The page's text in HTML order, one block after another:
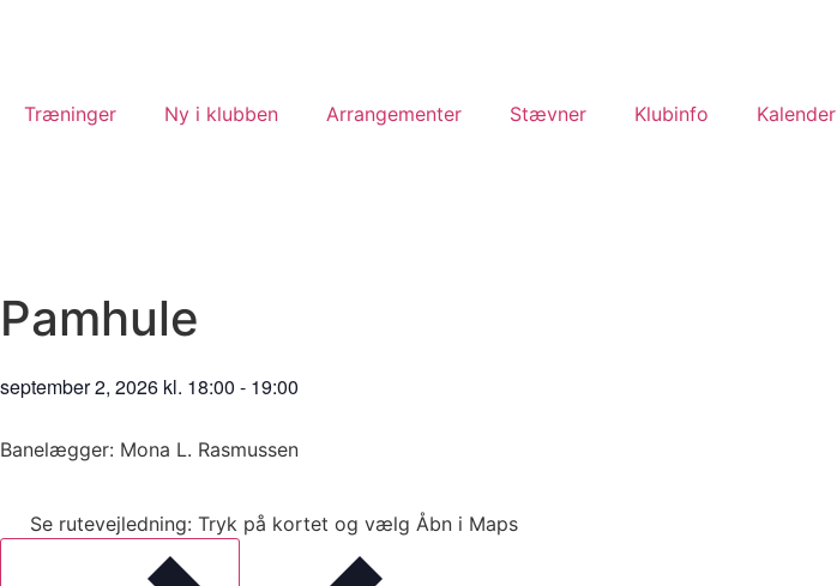
Træninger Ny i klubben Arrangementer Stævner Klubinfo Kalender
Pamhule
september 2, 2026 kl. 18:00 - 19:00
Banelægger: Mona L. Rasmussen
Se rutevejledning: Tryk på kortet og vælg Åbn i Maps